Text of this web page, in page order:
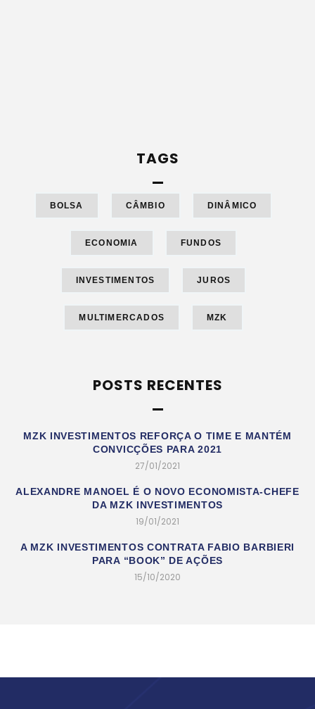
TAGS
BOLSA CÂMBIO DINÂMICO
ECONOMIA FUNDOS
INVESTIMENTOS JUROS
MULTIMERCADOS MZK
POSTS RECENTES
MZK INVESTIMENTOS REFORÇA O TIME E MANTÉM
CONVICÇÕES PARA 2021
27/01/2021
ALEXANDRE MANOEL É O NOVO ECONOMISTA-CHEFE
DA MZK INVESTIMENTOS
19/01/2021
A MZK INVESTIMENTOS CONTRATA FABIO BARBIERI
PARA “BOOK” DE AÇÕES
15/10/2020